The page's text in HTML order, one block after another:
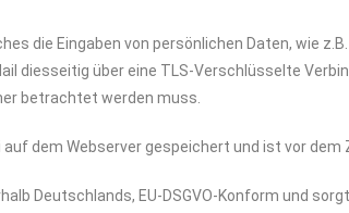
die Eingaben von persönlichen Daten, wie
diesseitig über eine TLS-Verschlüsselte
betrachtet werden muss.
dem Webserver gespeichert und ist vor
Deutschlands, EU-DSGVO-Konform und